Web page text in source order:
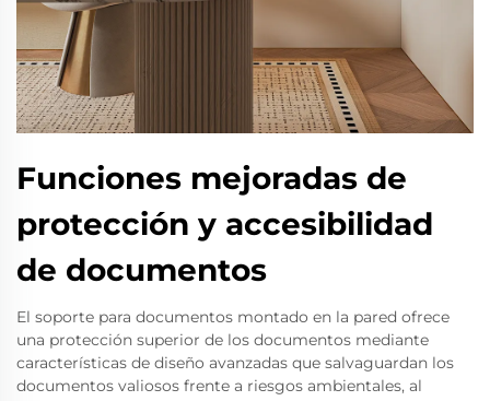
Funciones mejoradas de
protección y accesibilidad
de documentos
El soporte para documentos montado en la pared ofrece
una protección superior de los documentos mediante
características de diseño avanzadas que salvaguardan los
documentos valiosos frente a riesgos ambientales, al